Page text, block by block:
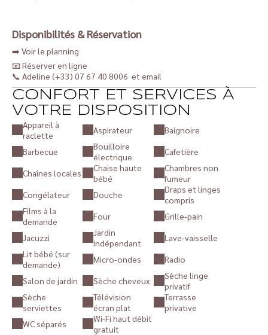
Disponibilités & Réservation
➡️ Voir le planning
📧 Réserver en ligne
📞 Adeline (+33) 07 67 40 8006 et email
CONFORT ET SERVICES À
VOTRE DISPOSITION
Appareil à
raclette
Aspirateur
Baignoire
Barbecue
Bouilloire
électrique
Cafetière
Chaînes locales
Chaise haute
bébé
Chambres non
fumeur
Congélateur
Douche
Draps et linges
compris
Films à la
demande
Four
Grille-pain
Jacuzzi
Jardin
indépendant
Lave-vaisselle
Lit bébé (sur
demande)
Micro-ondes
Radio
Salon de jardin
Sèche cheveux
Sèche linge
privatif
Sèche
serviettes
Télévision
écran plat
Terrasse
privative
WC séparés
Wi-Fi haut débit
gratuit